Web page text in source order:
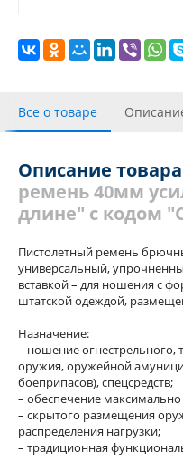
Все о товаре
Описание товара
ремень 40мм
длине" с кодом
Пистолетный ремень
универсальный,
вставкой – для ношения с
штатской одеждой,
Назначение:
– ношение огнестрельного,
оружия, оружейной
боеприпасов), спецсредств;
– обеспечение
– скрытого размещения
распределения нагрузки;
– традиционная